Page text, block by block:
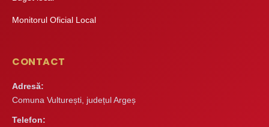
Monitorul Oficial Local
CONTACT
Adresă:
Comuna Vulturești, județul Argeș
Telefon: